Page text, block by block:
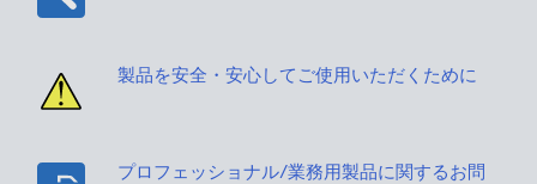
製品を安全・安心してご使用いただくために
プロフェッショナル/業務用製品に関するお問